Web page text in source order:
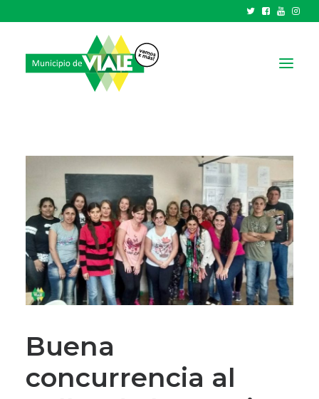
GOBIERNO
TRÁMITES Y SERVICIOS
CIUDAD
PARQUE INDUSTRIAL
RECAUDACIONES
Buena
concurrencia al